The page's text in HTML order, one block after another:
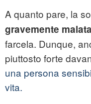
A quanto pare, la
gravemente malata
farcela. Dunque,
piuttosto forte
una persona
vita.